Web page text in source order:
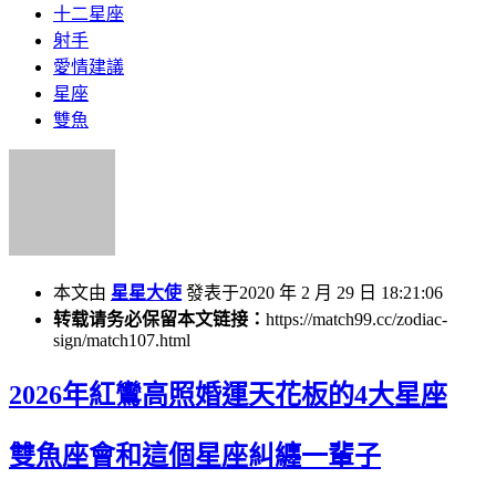
十二星座
射手
愛情建議
星座
雙魚
本文由 星星大使 發表于2020 年 2 月 29 日 18:21:06
转载请务必保留本文链接： https://match99.cc/zodiac-
sign/match107.html
2026年紅鸞高照婚運天花板的4大星座
雙魚座會和這個星座糾纏一輩子